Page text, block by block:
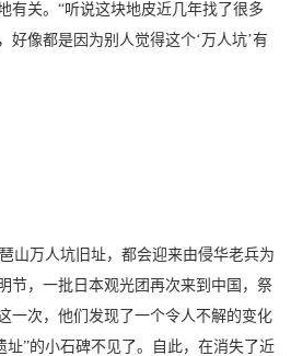
有关。“听说这块地皮近几年找了很多
好像都是因为别人觉得这个‘万人坑’有
山万人坑旧址，都会迎来由侵华老兵为
节，一批日本观光团再次来到中国，祭
一次，他们发现了一个令人不解的变化
”的小石碑不见了。自此，在消失了近